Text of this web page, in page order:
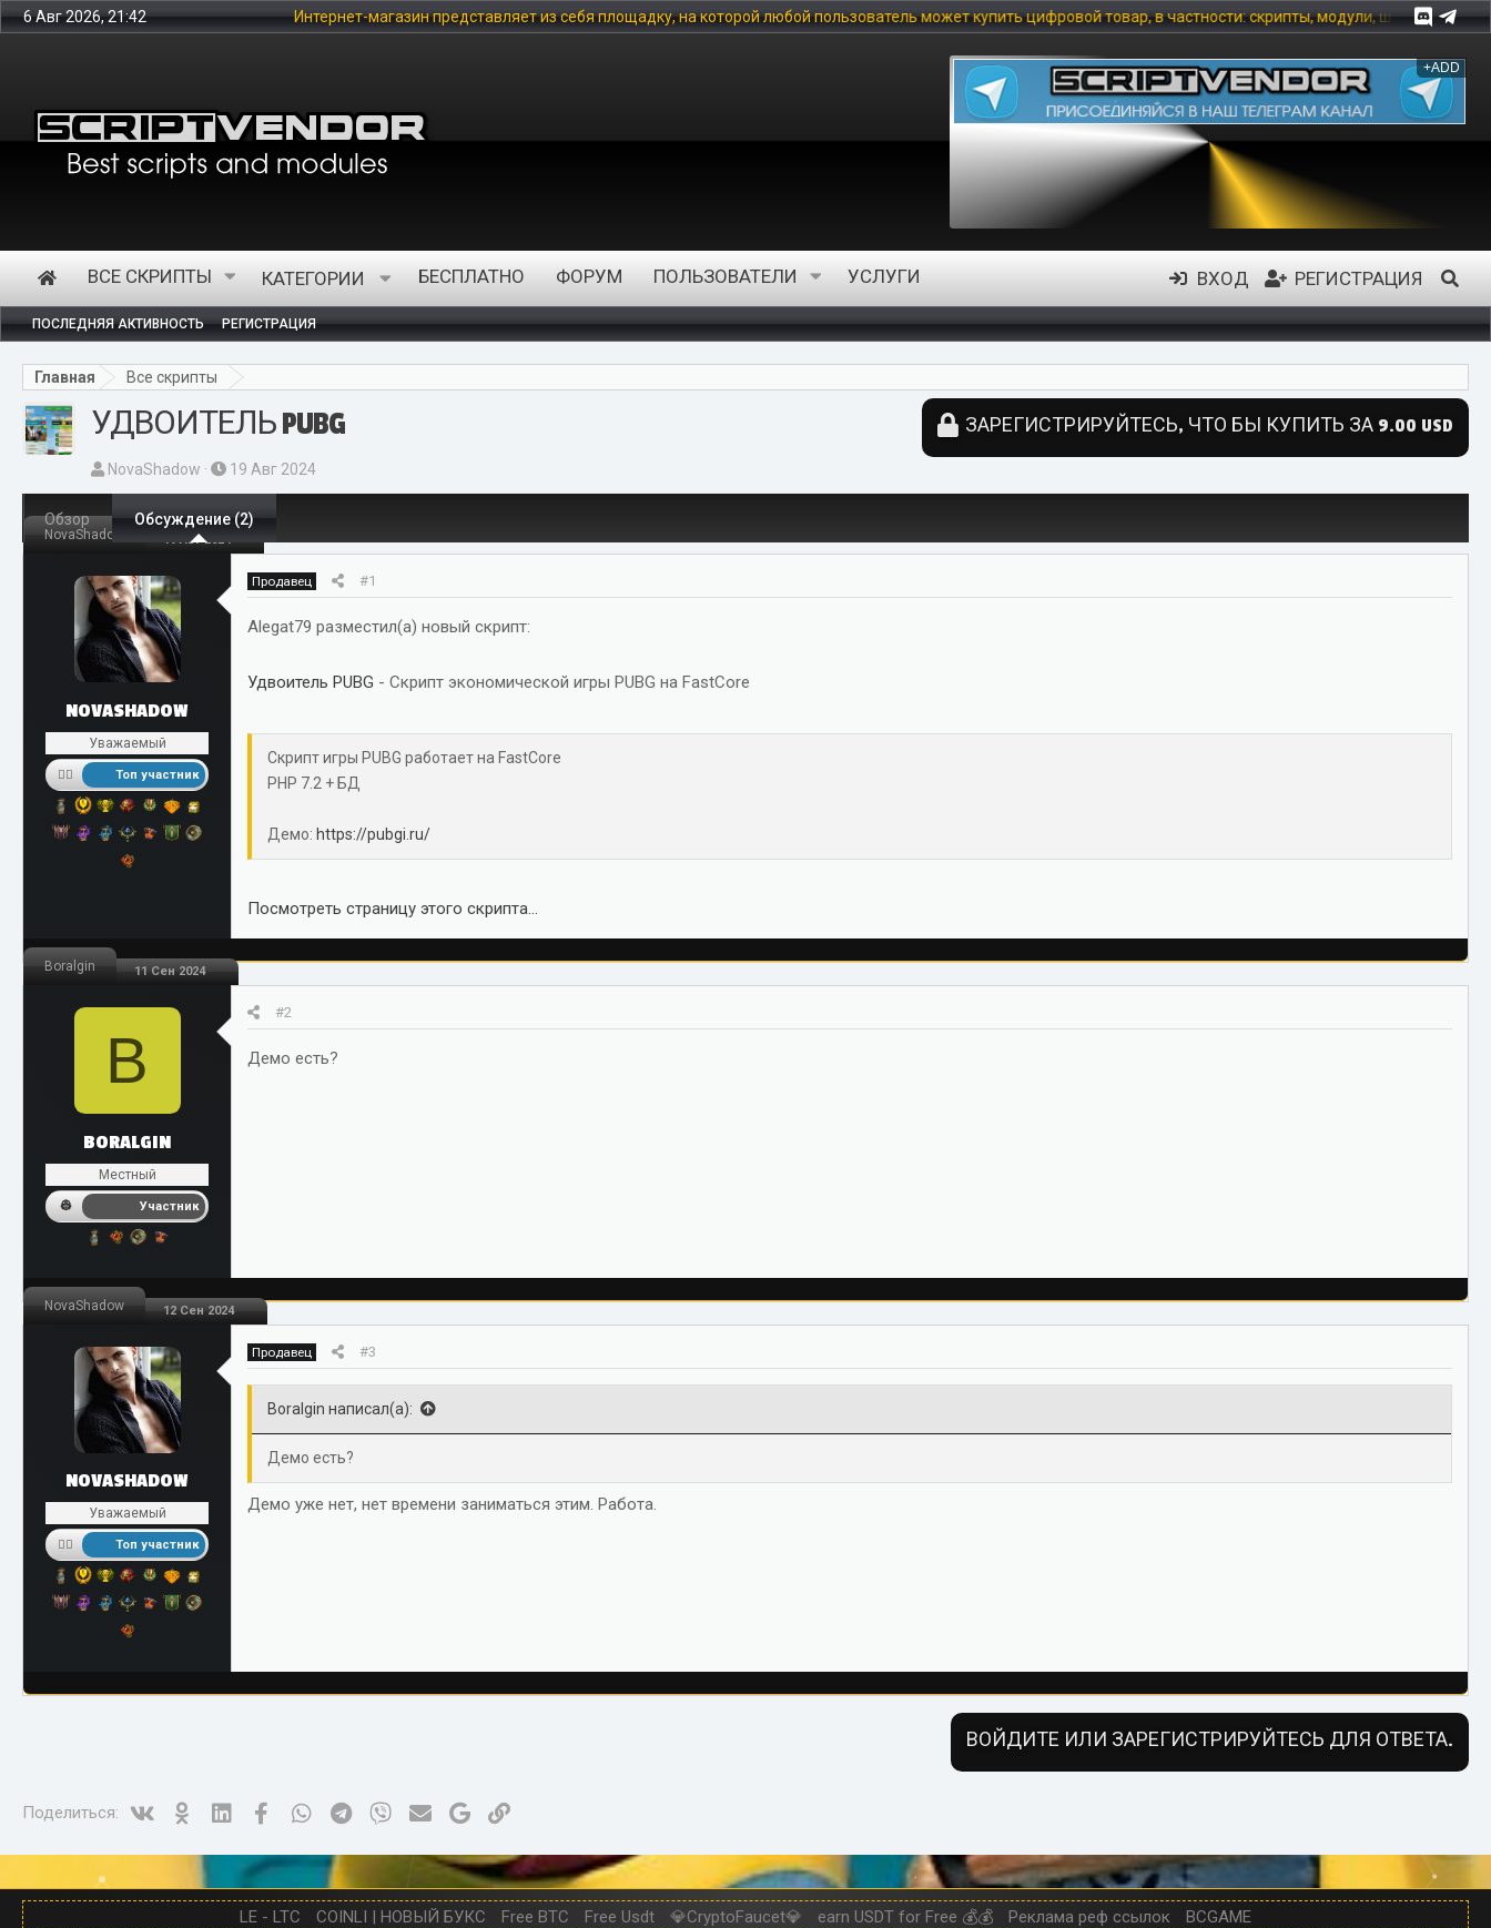
6 Авг 2026, 21:42Интернет-магазин представляет из себя площадку, на которой любой пользователь может купить цифровой товар, в частности: скрипты, модули, шаблоны, инфо-продукты и
+ADD
ВСЕ СКРИПТЫ КАТЕГОРИИ БЕСПЛАТНО ФОРУМ ПОЛЬЗОВАТЕЛИ УСЛУГИ ВХОД РЕГИСТРАЦИЯ
ПОСЛЕДНЯЯ АКТИВНОСТЬ РЕГИСТРАЦИЯ
Главная Все скрипты
УДВОИТЕЛЬ PUBG ЗАРЕГИСТРИРУЙТЕСЬ, ЧТО БЫ КУПИТЬ ЗА 9.00 USD
А
в
т
о
т
е
м
ы
NovaShadow
Д
а
т
а
19 Авг 2024
Обзор Обсуждение (2)
NovaShadow 19 Авг 2024
NOVASHADOW
Уважаемый
Топ участник
Продавец #1
Alegat79 разместил(а) новый скрипт:
Удвоитель PUBG - Скрипт экономической игры PUBG на FastCore
Скрипт игры PUBG работает на FastCore
PHP 7.2 + БД
Демо: https://pubgi.ru/
Посмотреть страницу этого скрипта...
Boralgin 11 Сен 2024
B
BORALGIN
Местный
Участник
#2
Демо есть?
NovaShadow 12 Сен 2024
NOVASHADOW
Уважаемый
Топ участник
Продавец #3
Boralgin написал(а):
Демо есть?
Демо уже нет, нет времени заниматься этим. Работа.
ВОЙДИТЕ ИЛИ ЗАРЕГИСТРИРУЙТЕСЬ ДЛЯ ОТВЕТА.
Поделиться: Ok Linked InFacebookWhatsAppTelegram
Viber Электронная почта
Google
LE - LTC COINLI | НОВЫЙ БУКС Free BTC Free Usdt 💎CryptoFaucet💎 earn USDT for Free 💰💰 Реклама реф ссылок BCGAME